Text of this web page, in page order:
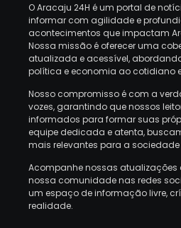
O Aracaju 24H é um portal de
informar com agilidade e
acontecimentos que impactam
Nossa missão é oferecer uma
atualizada e acessível,
política e economia ao cotidiano
Nosso compromisso é com a
vozes, garantindo que nossos
informados para formar suas
equipe dedicada e atenta,
mais relevantes para a
Acompanhe nossas
nossa comunidade nas redes
um espaço de informação livre,
realidade.